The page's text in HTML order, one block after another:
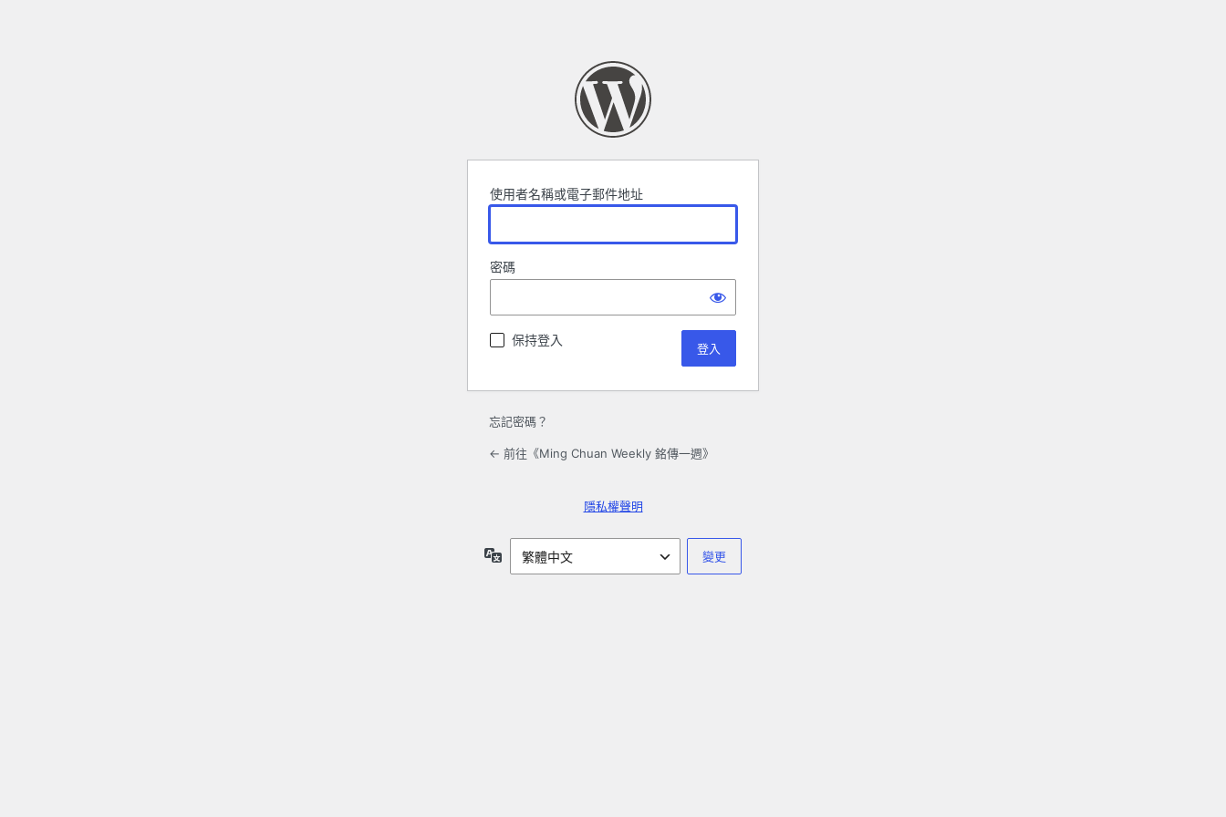
使用者名稱或電子郵件地址
密碼
保持登入
忘記密碼？
← 前往《Ming Chuan Weekly 銘傳一週》
隱私權聲明
言